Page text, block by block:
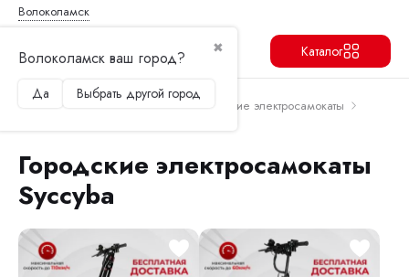
Волоколамск
✖
Волоколамск ваш город?
Да Выбрать другой город
Каталог
Главная Электросамокаты
Городские электросамокаты
Городские электросамокаты
Syccyba
Продолжить Перейти в корзину